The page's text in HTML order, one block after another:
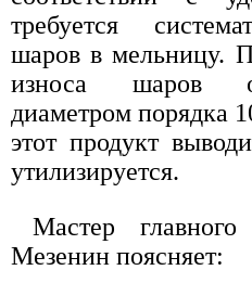
требуется
шаров в мельницу.
износа шаров
диаметром порядка
этот продукт
утилизируется.
Мастер
Мезенин поясняет: